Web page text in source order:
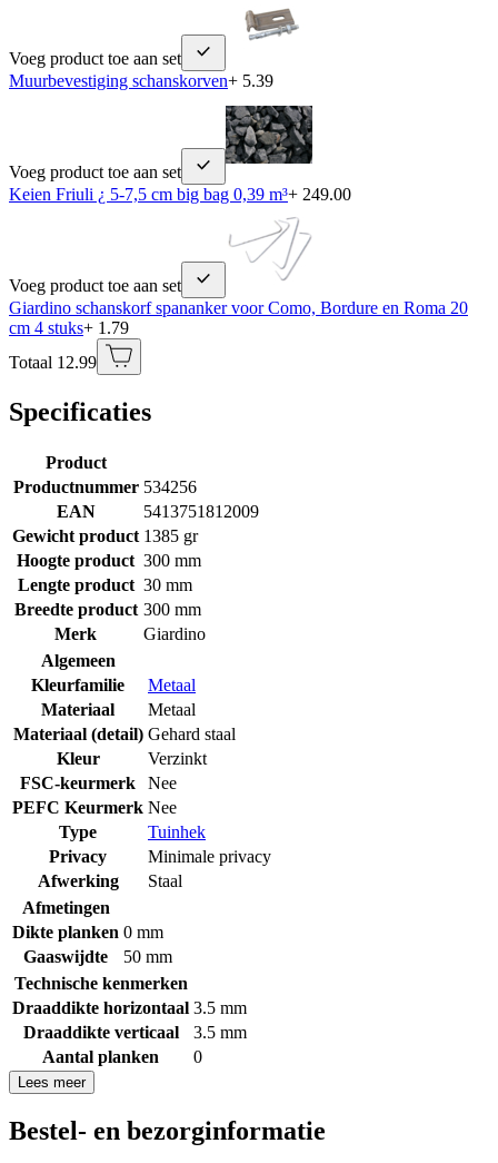
Voeg product toe aan set
Muurbevestiging schanskorven+ 5.39
Voeg product toe aan set
Keien Friuli ¿ 5-7,5 cm big bag 0,39 m³+ 249.00
Voeg product toe aan set
Giardino schanskorf spananker voor Como, Bordure en Roma 20
cm 4 stuks+ 1.79
Totaal 12.99
Specificaties
Product
Productnummer 534256
EAN
5413751812009
Gewicht product 1385 gr
Hoogte product 300 mm
Lengte product 30 mm
Breedte product 300 mm
Merk
Giardino
Algemeen
Kleurfamilie
Metaal
Materiaal
Metaal
Materiaal (detail) Gehard staal
Kleur
Verzinkt
FSC-keurmerk
Nee
PEFC Keurmerk Nee
Type
Tuinhek
Privacy
Minimale privacy
Afwerking
Staal
Afmetingen
Dikte planken 0 mm
Gaaswijdte
50 mm
Technische kenmerken
Draaddikte horizontaal 3.5 mm
Draaddikte verticaal
3.5 mm
Aantal planken
0
Lees meer
Bestel- en bezorginformatie